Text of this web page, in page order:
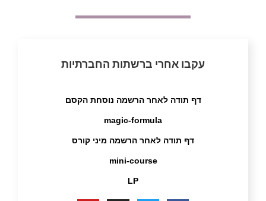
עקבו אחרי ברשתות החברתיות
דף תודה לאחר הרשמה נוסחת הקסם
magic-formula
דף תודה לאחר הרשמה מיני קורס
mini-course
LP